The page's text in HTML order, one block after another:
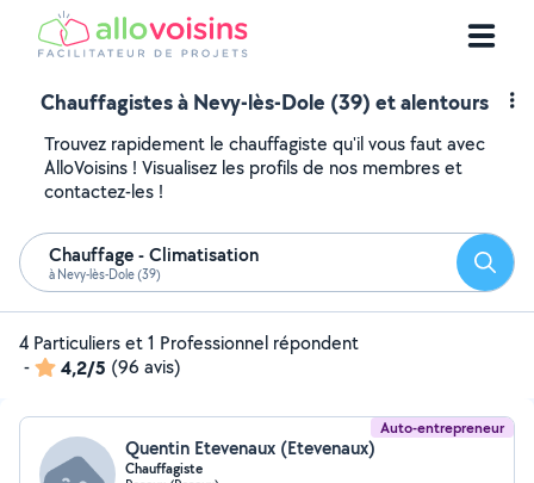
Chauffagistes à Nevy-lès-Dole (39) et alentours
Trouvez rapidement le chauffagiste qu'il vous faut avec
AlloVoisins ! Visualisez les profils de nos membres et
contactez-les !
Chauffage - Climatisation
à Nevy-lès-Dole (39)
4 Particuliers et 1 Professionnel répondent
-
4,2/5 (96 avis)
Auto-entrepreneur
Quentin Etevenaux (Etevenaux)
Chauffagiste